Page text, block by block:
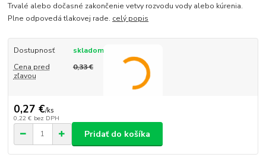
Trvalé alebo dočasné zakončenie vetvy rozvodu vody alebo kúrenia.
Plne odpovedá tlakovej rade. celý popis
Dostupnosť
skladom
Cena pred
zľavou
0,33 €
0,27 €/ks
0,22 € bez DPH
Pridať do košíka